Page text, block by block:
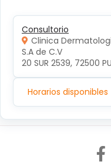
Consultorio
Clinica
S.A de C.V
20 SUR 2539, 72500
Horarios disponibles